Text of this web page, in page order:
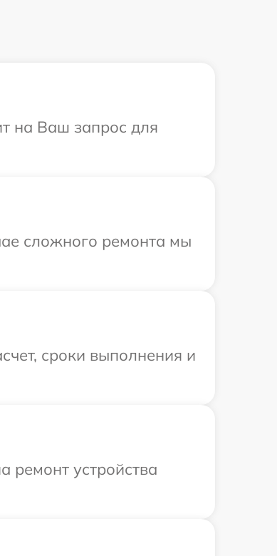
на Ваш запрос для
сложного ремонта мы
сроки выполнения и
ремонт устройства